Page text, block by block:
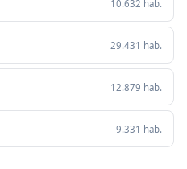
10.632 hab.
29.431 hab.
12.879 hab.
9.331 hab.